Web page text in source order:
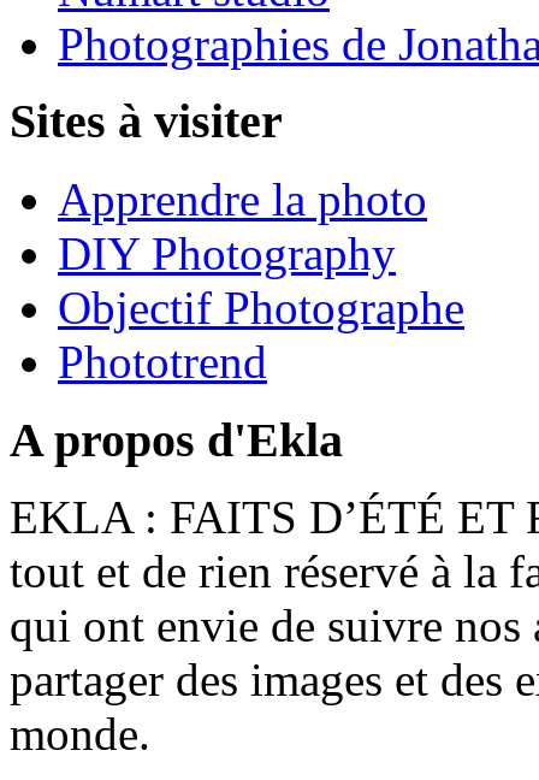
Photographies de
Sites à visiter
Apprendre la photo
DIY Photography
Objectif Photographe
Phototrend
A propos d'Ekla
EKLA : FAITS D’ÉTÉ ET
tout et de rien réservé à la
qui ont envie de suivre nos
partager des images et des
monde.